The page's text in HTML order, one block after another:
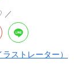
ストレーター）